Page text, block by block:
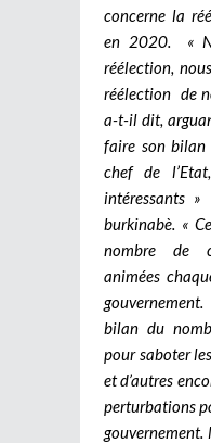
concerne la
en 2020. «
réélection,
réélection de
a-t-il dit,
faire son bilan
chef de
intéressants
burkinabè. «
nombre de
animées
bilan du
pour saboter
et d’autres
perturbations
gouvernement.